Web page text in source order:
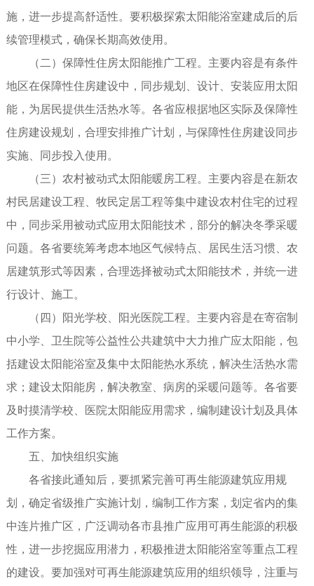
施，进一步提高舒适性。要积极探索太阳能浴室建成后的后
续管理模式，确保长期高效使用。
（二）保障性住房太阳能推广工程。主要内容是有条件
地区在保障性住房建设中，同步规划、设计、安装应用太阳
能，为居民提供生活热水等。各省应根据地区实际及保障性
住房建设规划，合理安排推广计划，与保障性住房建设同步
实施、同步投入使用。
（三）农村被动式太阳能暖房工程。主要内容是在新农
村民居建设工程、牧民定居工程等集中建设农村住宅的过程
中，同步采用被动式应用太阳能技术，部分的解决冬季采暖
问题。各省要统筹考虑本地区气候特点、居民生活习惯、农
居建筑形式等因素，合理选择被动式太阳能技术，并统一进
行设计、施工。
（四）阳光学校、阳光医院工程。主要内容是在寄宿制
中小学、卫生院等公益性公共建筑中大力推广应太阳能，包
括建设太阳能浴室及集中太阳能热水系统，解决生活热水需
求；建设太阳能房，解决教室、病房的采暖问题等。各省要
及时摸清学校、医院太阳能应用需求，编制建设计划及具体
工作方案。
五、加快组织实施
各省接此通知后，要抓紧完善可再生能源建筑应用规
划，确定省级推广实施计划，编制工作方案，划定省内的集
中连片推广区，广泛调动各市县推广应用可再生能源的积极
性，进一步挖掘应用潜力，积极推进太阳能浴室等重点工程
的建设。要加强对可再生能源建筑应用的组织领导，注重与